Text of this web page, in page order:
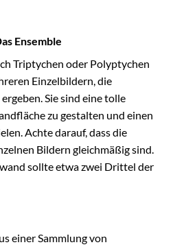
Ensemble
Triptychen oder Polyptychen
Einzelbildern, die
Sie sind eine tolle
zu gestalten und einen
Achte darauf, dass die
Bildern gleichmäßig sind.
sollte etwa zwei Drittel der
einer Sammlung von